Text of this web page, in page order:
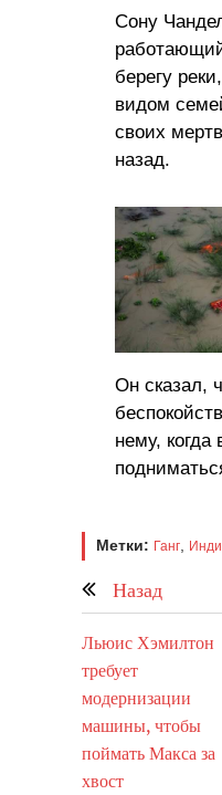
Сону
берегу
видом
своих
назад.
Он сказал,
нему, когда
Метки: Ганг
Назад
Льюис Хэмилтон
требует
модернизации
машины, чтобы
поймать Макса за
хвост